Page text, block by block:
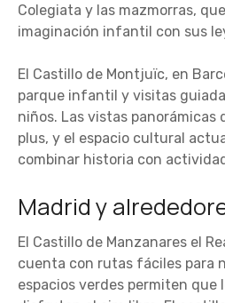
Colegiata y las mazmorras,
imaginación infantil con sus
El Castillo de Montjuïc, en
parque infantil y visitas
niños. Las vistas panorámicas
plus, y el espacio cultural
combinar historia con
Madrid y
El Castillo de Manzanares el
cuenta con rutas fáciles para
espacios verdes permiten que